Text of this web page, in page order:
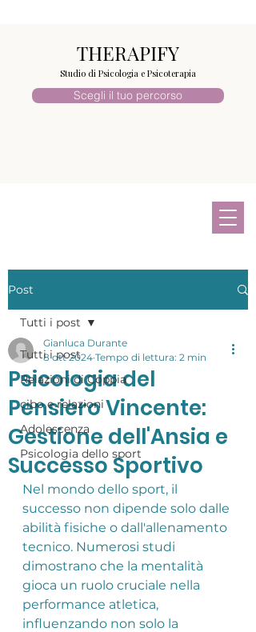
THERAPIFY
Studio di Psicologia e Psicoterapia
Scegli il tuo percorso
Post
Tutti i post
Relazioni di Coppia
cibo e relazioni
Adolescenza
Psicologia dello sport
Tutti i post
Psicologia del
Pensiero Vincente:
Gestione dell'Ansia e
Successo Sportivo
Gianluca Durante
8 ott 2024 Tempo di lettura: 2 min
Nel mondo dello sport, il
successo non dipende solo dalle
abilità fisiche o dall'allenamento
tecnico. Numerosi studi
dimostrano che la mentalità
gioca un ruolo cruciale nella
performance atletica,
influenzando non solo la